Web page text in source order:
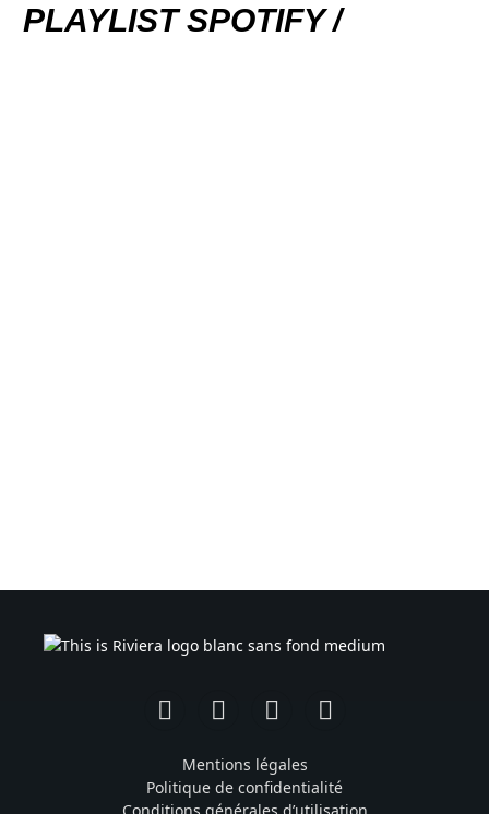
PLAYLIST SPOTIFY /
FacebookInstagramTikTok YouTube
Mentions légales
Politique de confidentialité